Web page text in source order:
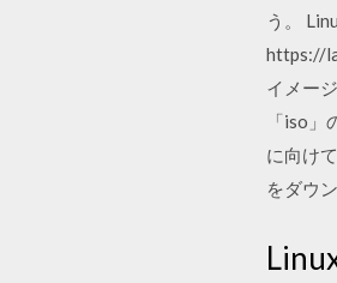
う。
https://
イメー
「iso
に向け
をダウ